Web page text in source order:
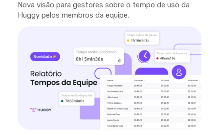
Nova visão para gestores sobre o tempo de uso da
Huggy pelos membros da equipe.